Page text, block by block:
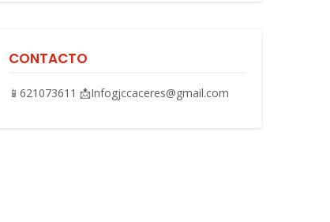
CONTACTO
📱621073611 📩Infogjccaceres@gmail.com